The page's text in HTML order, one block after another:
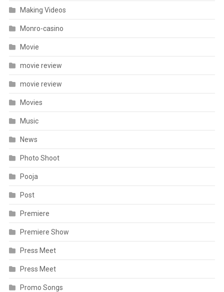
Making Videos
Monro-casino
Movie
movie review
movie review
Movies
Music
News
Photo Shoot
Pooja
Post
Premiere
Premiere Show
Press Meet
Press Meet
Promo Songs